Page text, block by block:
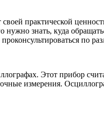
практической
знать, куда
по
Этот прибор
измерения.